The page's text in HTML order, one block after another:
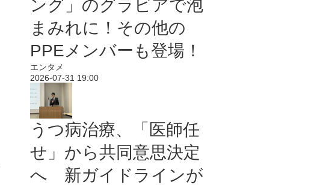
ング」のグラビアで泡
まみれに！その他の
PPEメンバーも登場！
エンタメ
2026-07-31 19:00
うつ病治療、「医師任
せ」から共同意思決定
へ 新ガイドラインが